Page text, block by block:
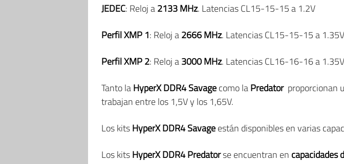
JEDEC: Reloj a2133 MHz. Latencias CL15-15-15 a 1.2V
Perfil XMP 1: Reloj a2666 MHz. Latencias CL15-15-15 a 1.35V
Perfil XMP 2: Reloj a3000 MHz. Latencias CL16-16-16 a 1.35V
Tanto laHyperX DDR4 Savagecomo laPredatorproporcionan
trabajan entre los 1,5V y los 1,65V.
Los kitsHyperX DDR4 Savageestán disponibles en varias
Los kitsHyperX DDR4 Predatorse encuentran en capacidades